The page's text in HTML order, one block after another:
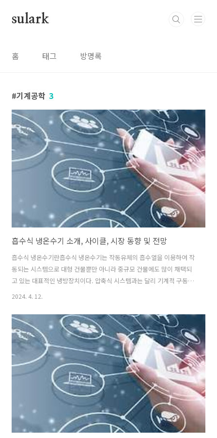
sulark
홈 태그 방명록
기계공학 3
흡수식 냉온수기 소개, 사이클, 시장 동향 및 전망
흡수식 냉온수기란흡수식 냉온수기는 작동유체의 흡수열을 이용하여 작
동되는 시스템으로 대형 건물뿐만 아니라 중규모 건물에도 많이 채택되
고 있는 대표적인 냉방장치이다. 압축식 시스템과는 달리 기계적 구동장
치가 적으므로 전력 소모가 매우 적고, 소음 및 진동 등이 적어 수명이 길
한 전력 소모가 많은 여름철 냉방을 전기가 아닌 값싼 가스를 이용할 수
있어 더 효율적입니다. 고효율 흡수식 냉온수기 사이클고효율 흡수식 사
이클 해석은 고효율 기기 개발에 있어서 대단히 중요하고 가장 기본적인
사항입니다. 본 작업을 통해서 결정해야 하는 것은 추가/교체하려고 하
는 요소의 위치 및 그 용량을 결정하는 것입니다. 즉, 수십 가지로 조합 가
능한 사이클에서 최..
2024. 4. 12.